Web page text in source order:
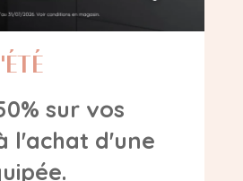
sur vos
l'achat d'une